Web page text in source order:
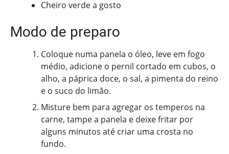
Cheiro verde a gosto
Modo de preparo
Coloque numa panela o óleo, leve em fogo
médio, adicione o pernil cortado em cubos, o
alho, a páprica doce, o sal, a pimenta do reino
e o suco do limão.
Misture bem para agregar os temperos na
carne, tampe a panela e deixe fritar por
alguns minutos até criar uma crosta no
fundo.